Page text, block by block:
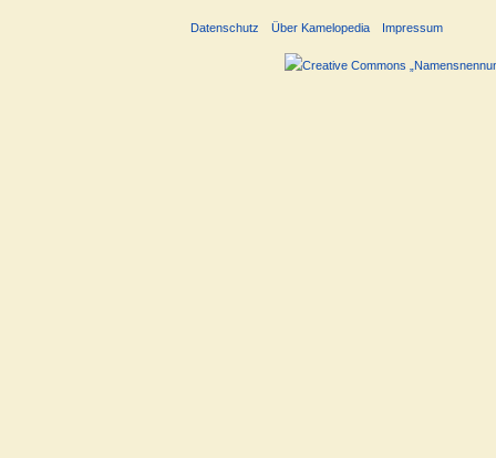
Datenschutz Über Kamelopedia Impressum